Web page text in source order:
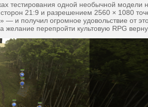
тестирования одной необычной модели
21:9 и разрешением 2560 × 1080
и получил огромное удовольствие от
перепройти культовую RPG